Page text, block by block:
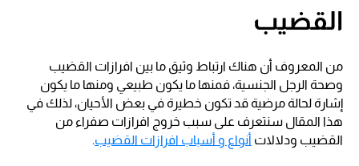
القضيب
من المعروف أن هناك ارتباط وثيق ما بين افرازات القضيب
وصحة الرجل الجنسية، فمنها ما يكون طبيعي ومنها ما يكون
إشارة لحالة مرضية قد تكون خطيرة في بعض الأحيان، لذلك في
هذا المقال سنتعرف على سبب خروج افرازات صفراء من
القضيب ودلالات أنواع و أسباب افرازات القضيب.